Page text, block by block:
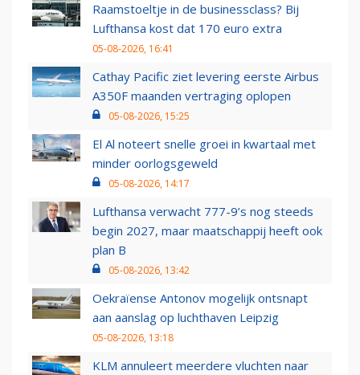
Raamstoeltje in de businessclass? Bij
Lufthansa kost dat 170 euro extra
05-08-2026, 16:41
Cathay Pacific ziet levering eerste Airbus
A350F maanden vertraging oplopen
05-08-2026, 15:25
El Al noteert snelle groei in kwartaal met
minder oorlogsgeweld
05-08-2026, 14:17
Lufthansa verwacht 777-9’s nog steeds
begin 2027, maar maatschappij heeft ook
plan B
05-08-2026, 13:42
Oekraïense Antonov mogelijk ontsnapt
aan aanslag op luchthaven Leipzig
05-08-2026, 13:18
KLM annuleert meerdere vluchten naar